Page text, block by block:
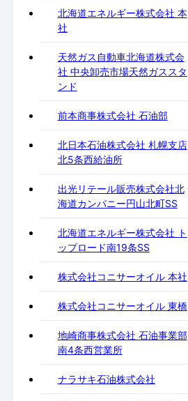
北海道エネルギー株式会社 本
社
天然ガス自動車北海道株式会
社 中央卸売市場天然ガススタ
ンド
前本商事株式会社 石油部
北日本石油株式会社 札幌支店
北5条西給油所
出光リテール販売株式会社北
海道カンパニー円山北町SS
北海道エネルギー株式会社 ト
ップロード南19条SS
株式会社コニサーオイル 本社
株式会社コニサーオイル 東橋
地崎商事株式会社 石油事業部
南4条西営業所
ナラサキ石油株式会社